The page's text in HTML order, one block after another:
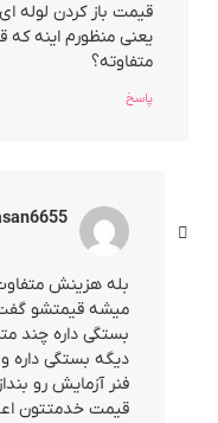
قیمت باز کردن لوله
یعنی منظورم اینه
متفاوته؟
پاسخ
بله هزینش
میشه قیمتشو
بستگی داره چند
دیگه بستگی داره
فنر آزمایش رو
قیمت خدمتتون اعلام